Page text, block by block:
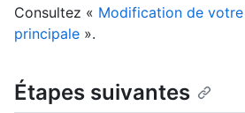
Consultez « Modification de
principale ».
Étapes suivantes